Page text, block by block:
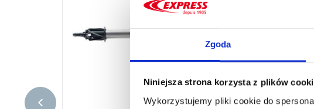
Zgoda
Niniejsza strona korzysta z plików
Wykorzystujemy pliki cookie do
94,17€ netto
113,00€ brutto
Kielich do palnika
kW